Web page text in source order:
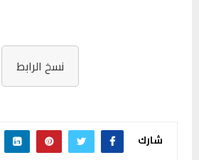
نسخ الرابط
شارك